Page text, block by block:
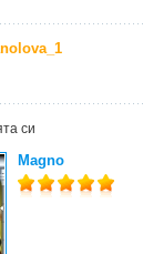
си
Magno